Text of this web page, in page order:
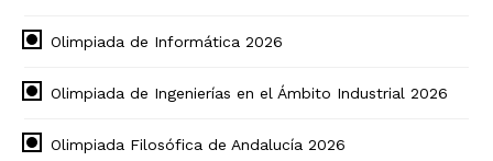
Olimpiada de Informática 2026
Olimpiada de Ingenierías en el Ámbito Industrial 2026
Olimpiada Filosófica de Andalucía 2026